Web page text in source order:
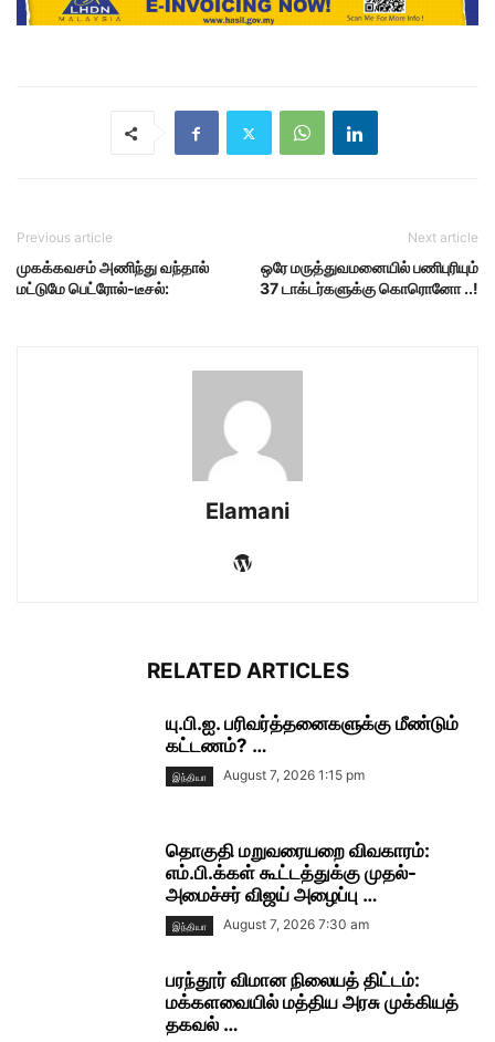
Previous article
முகக்கவசம் அணிந்து வந்தால்
மட்டுமே பெட்ரோல்-டீசல்:
Next article
ஒரே மருத்துவமனையில் பணிபுரியும்
37 டாக்டர்களுக்கு கொரொனோ ..!
Elamani
RELATED ARTICLES
யு.பி.ஐ. பரிவர்த்தனைகளுக்கு மீண்டும்
கட்டணம்? …
இந்தியா August 7, 2026 1:15 pm
தொகுதி மறுவரையறை விவகாரம்:
எம்.பி.க்கள் கூட்டத்துக்கு முதல்-
அமைச்சர் விஜய் அழைப்பு …
இந்தியா August 7, 2026 7:30 am
பரந்தூர் விமான நிலையத் திட்டம்:
மக்களவையில் மத்திய அரசு முக்கியத்
தகவல் …